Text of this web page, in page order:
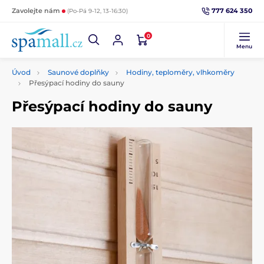
Zavolejte nám (Po-Pá 9-12, 13-16:30) 777 624 350
0
Menu
Úvod Saunové doplňky
Hodiny, teploměry, vlhkoměry
Přesýpací hodiny do sauny
Přesýpací hodiny do sauny